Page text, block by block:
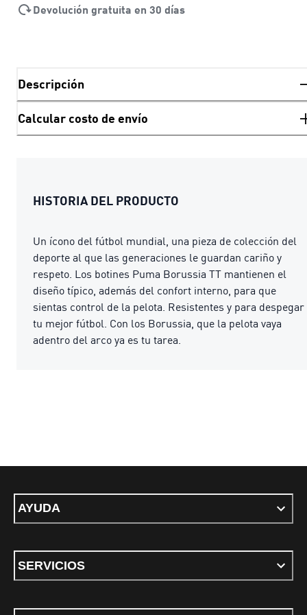
Devolución gratuita en 30 días
Descripción
Calcular costo de envío
HISTORIA DEL PRODUCTO
Un ícono del fútbol mundial, una pieza de colección del
deporte al que las generaciones le guardan cariño y
respeto. Los botines Puma Borussia TT mantienen el
diseño típico, además del confort interno, para que
sientas control de la pelota. Resistentes y para despegar
tu mejor fútbol. Con los Borussia, que la pelota vaya
adentro del arco ya es tu tarea.
AYUDA
SERVICIOS